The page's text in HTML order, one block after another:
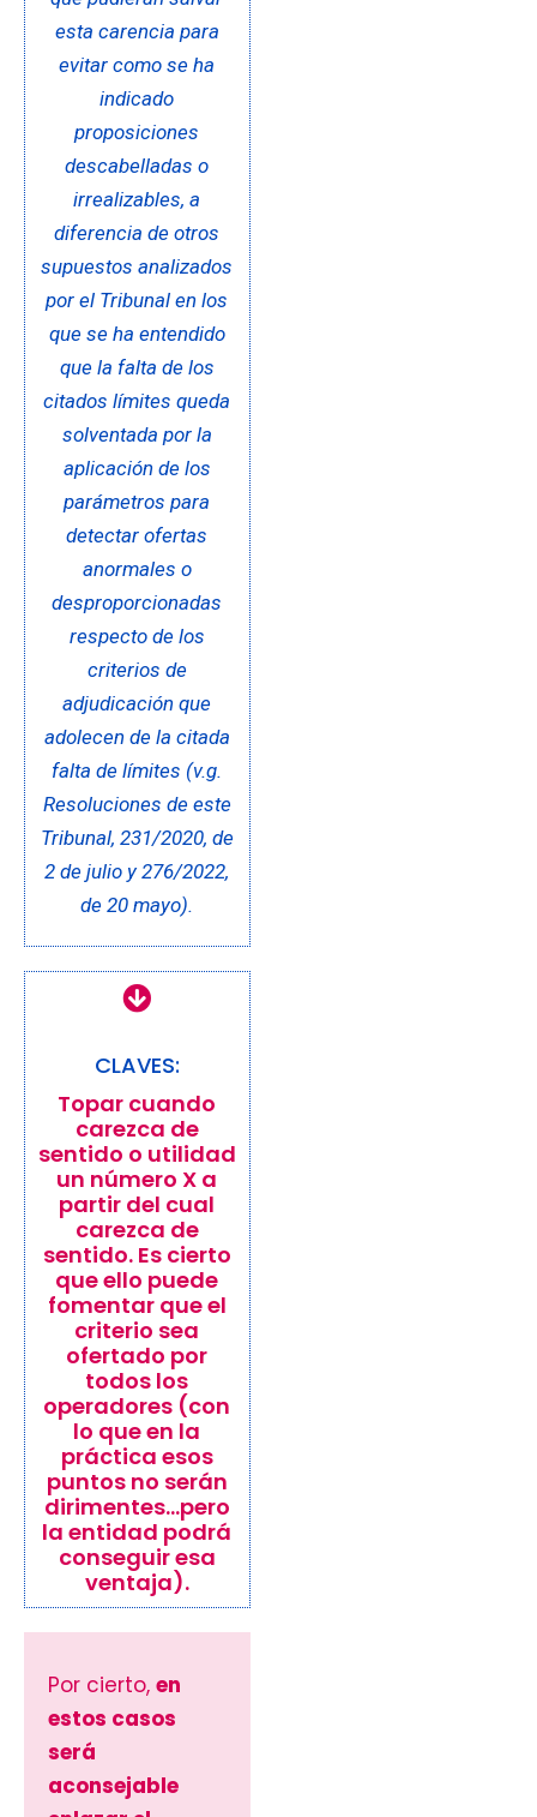
esta carencia para
evitar como se ha
indicado
proposiciones
descabelladas o
irrealizables, a
diferencia de otros
supuestos analizados
por el Tribunal en los
que se ha entendido
que la falta de los
citados límites queda
solventada por la
aplicación de los
parámetros para
detectar ofertas
anormales o
desproporcionadas
respecto de los
criterios de
adjudicación que
adolecen de la citada
falta de límites (v.g.
Resoluciones de este
Tribunal, 231/2020, de
2 de julio y 276/2022,
de 20 mayo).
CLAVES:
Topar cuando
carezca de
sentido o utilidad
un número X a
partir del cual
carezca de
sentido. Es cierto
que ello puede
fomentar que el
criterio sea
ofertado por
todos los
operadores (con
lo que en la
práctica esos
puntos no serán
dirimentes…pero
la entidad podrá
conseguir esa
ventaja).
Por cierto, en
estos casos
será
aconsejable